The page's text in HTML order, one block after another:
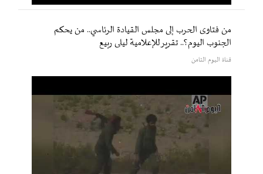
من فتاوى الحرب إلى مجلس القيادة الرئاسي.. من يحكم
الجنوب اليوم؟.. تقرير للإعلامية ليلى ربيع
قناة اليوم الثامن